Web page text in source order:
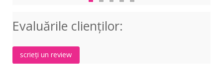
Evaluările clienţilor:
scrieți un review